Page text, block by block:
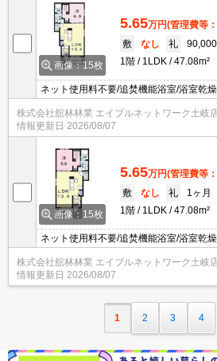
画像：15枚
5.65万円(管理費等
敷
なし 礼
90,000
1階
1LDK 47.08m²
ネット使用料不要/追焚機能浴室/浴室乾
ト/TVインターホン/宅配ボックス/防犯カ
2台/照明付き/シャワー付洗面台/温水洗
納/シューズボックス/全居室収納/洗濯機
ャッター/角住戸/２４時間管理
株式会社舘林林業 エイブルネットワーク土岐
情報更新日 2026/08/07
画像：15枚
5.65万円(管理費等
敷
なし 礼
1ヶ月
1階
1LDK 47.08m²
ネット使用料不要/追焚機能浴室/浴室乾
ト/専用キッチン/TVインターホン/宅配ボ
2台/照明付き/シャワー付洗面台/温水洗
下収納/シューズボックス/全居室収納/洗
立、/バルコニー)/角住戸/シャッター
株式会社舘林林業 エイブルネットワーク土岐
情報更新日 2026/08/07
1 2 3 4